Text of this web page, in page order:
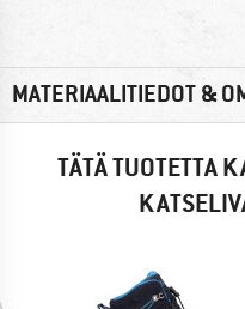
MATERIAALITIEDOT &
TÄTÄ TUOTETTA